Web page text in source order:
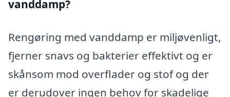
vanddamp?
Rengøring med vanddamp er miljøvenligt,
fjerner snavs og bakterier effektivt og er
skånsom mod overflader og stof og der
er derudover ingen behov for skadelige